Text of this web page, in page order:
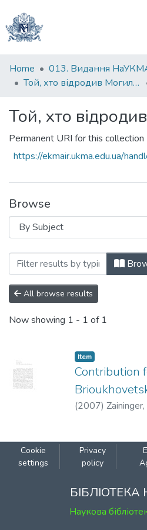
Communities
&
All of DSpace
Home 013. Видання
Той, хто відродив Могилянку
Той, хто
Permanent URI for this collection
https://ekmair.ukma.edu.ua/
Browse
Browsing Той, хто
All browse results
Now showing 1 - 1 of 1
Item
Contribution
(2007)
Cookie
settings
Privacy
policy
Наукова